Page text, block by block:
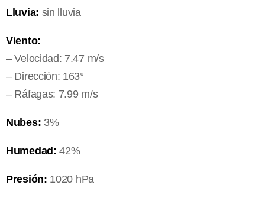
Lluvia: sin lluvia
Viento:
– Velocidad: 7.47 m/s
– Dirección: 163°
– Ráfagas: 7.99 m/s
Nubes: 3%
Humedad: 42%
Presión: 1020 hPa